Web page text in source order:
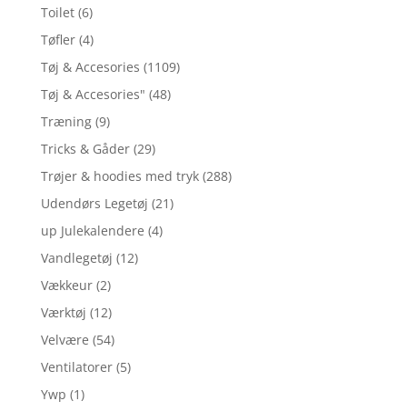
Toilet (6)
Tøfler (4)
Tøj & Accesories (1109)
Tøj & Accesories" (48)
Træning (9)
Tricks & Gåder (29)
Trøjer & hoodies med tryk (288)
Udendørs Legetøj (21)
up Julekalendere (4)
Vandlegetøj (12)
Vækkeur (2)
Værktøj (12)
Velvære (54)
Ventilatorer (5)
Ywp (1)